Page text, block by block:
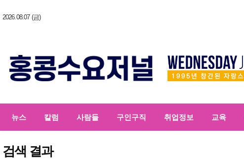
2026.08.07 (금)
뉴스 칼럼 사람들 구인구직 취업정보 교육
검색 결과